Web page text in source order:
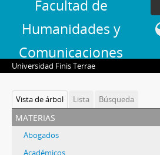
Facultad de
Humanidades y
Comunicaciones
Universidad Finis Terrae
Vista de árbol Lista Búsqueda
materias
Abogados
Académicos